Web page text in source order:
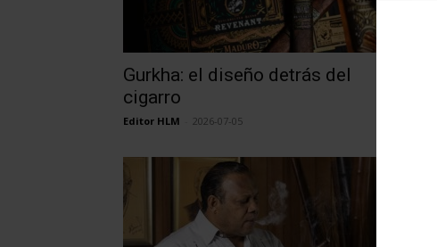
Gurkha: el diseño detrás del
cigarro
Editor HLM 2026-07-05